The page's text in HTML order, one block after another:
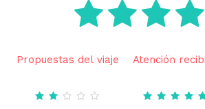
Propuestas del viaje Atención